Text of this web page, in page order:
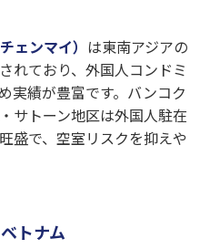
ェンマイ） は東南アジアの
れており、外国人コンドミ
実績が豊富です。バンコク
サトーン地区は外国人駐在
盛で、空室リスクを抑えや
トナム